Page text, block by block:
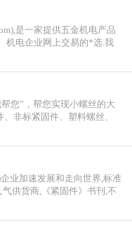
是一家提供五金机电产品
机电企业网上交易的*选.我
应,求购,招商,代理,合作,二手,
您”，帮您实现小螺丝的大
非标紧固件、塑料螺丝、
平台。
业加速发展和走向世界,标准
供货商,《紧固件》书刊,不
金,螺栓,螺母,螺帽,螺钉,螺